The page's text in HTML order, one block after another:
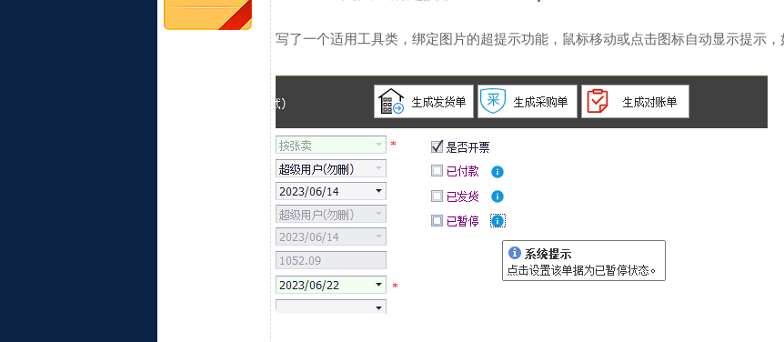
写了一个适用工具类，绑定图片的超提示功能，鼠标移动或点击图标自动显示提示，